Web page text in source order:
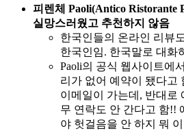
피렌체 Paoli(Antico Ristorante
실망스러웠고 추천하지 않음
한국인들의 온라인 리뷰
한국인임. 한국말로 대화
Paoli의 공식 웹사이트에
리가 없어 예약이 됐다고
이메일이 가는데, 반대로
무 연락도 안 간다고 함!!
야 헛걸음을 안 하지 뭐